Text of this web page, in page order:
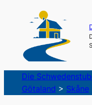
Die
Götaland > Skåne